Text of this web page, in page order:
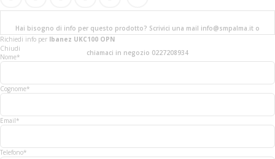
Hai bisogno di info per questo prodotto? Scrivici una mail info@smpalma.it o
chiamaci in negozio 0227208934
Richiedi info per Ibanez UKC100 OPN
Chiudi
Nome*
Cognome*
Email*
Telefono*